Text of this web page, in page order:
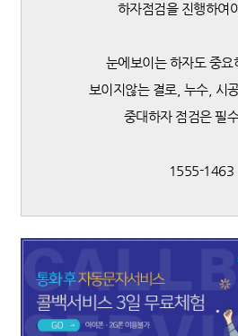
하자점검을 진행하여
눈에보이는 하자도 중요
보이지않는 결로, 누수, 시
중대하자 점검은 필
1555-1463